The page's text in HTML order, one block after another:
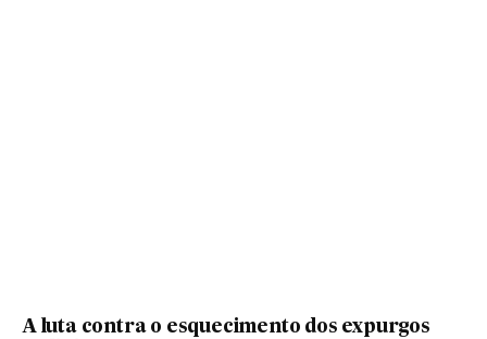
A luta contra o esquecimento dos expurgos